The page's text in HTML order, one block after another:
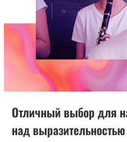
Отличный выбор для
над